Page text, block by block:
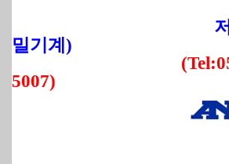
저울
밀기계)
(Tel:055-
5007)